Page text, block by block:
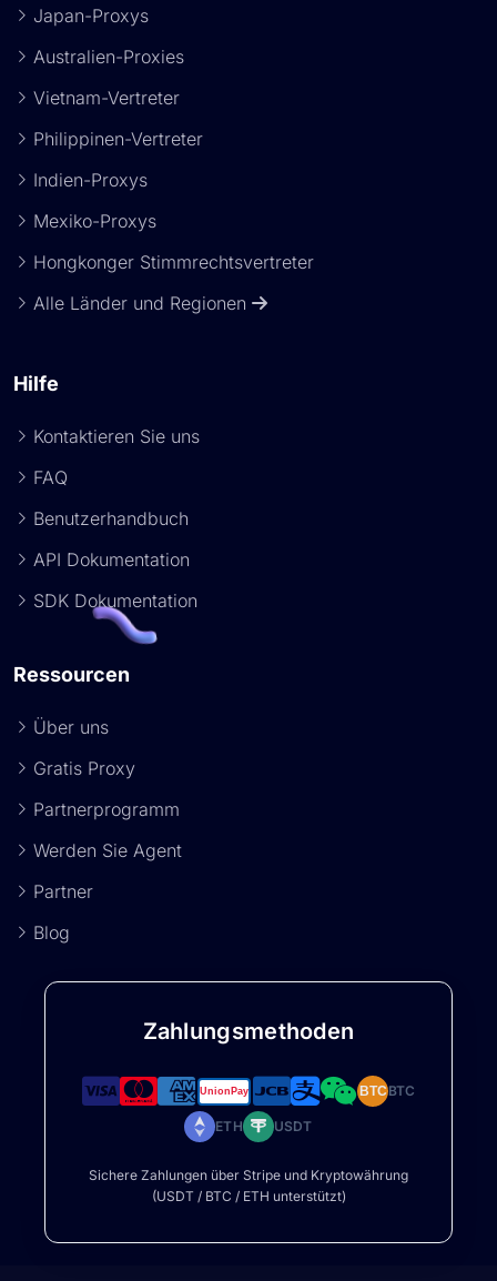
Japan-Proxys
Australien-Proxies
Vietnam-Vertreter
Philippinen-Vertreter
Indien-Proxys
Mexiko-Proxys
Hongkonger Stimmrechtsvertreter
Alle Länder und Regionen
Hilfe
Kontaktieren Sie uns
FAQ
Benutzerhandbuch
API Dokumentation
SDK Dokumentation
Ressourcen
Über uns
Gratis Proxy
Partnerprogramm
Werden Sie Agent
Partner
Blog
Zahlungsmethoden
BTCBTC
ETH USDT
Sichere Zahlungen über Stripe und Kryptowährung
(USDT / BTC / ETH unterstützt)